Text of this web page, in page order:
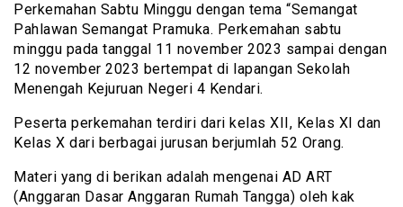
Perkemahan Sabtu Minggu dengan tema “Semangat
Pahlawan Semangat Pramuka. Perkemahan sabtu
minggu pada tanggal 11 november 2023 sampai dengan
12 november 2023 bertempat di lapangan Sekolah
Menengah Kejuruan Negeri 4 Kendari.
Peserta perkemahan terdiri dari kelas XII, Kelas XI dan
Kelas X dari berbagai jurusan berjumlah 52 Orang.
Materi yang di berikan adalah mengenai AD ART
(Anggaran Dasar Anggaran Rumah Tangga) oleh kak